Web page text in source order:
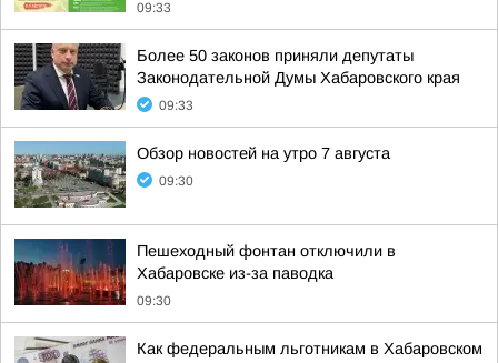
09:33
Более 50 законов приняли депутаты
Законодательной Думы Хабаровского края
09:33
Обзор новостей на утро 7 августа
09:30
Пешеходный фонтан отключили в
Хабаровске из-за паводка
09:30
Как федеральным льготникам в Хабаровском